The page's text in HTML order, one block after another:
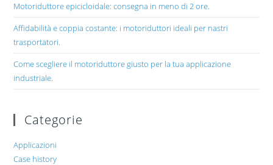
Motoriduttore epicicloidale: consegna in meno di 2 ore.
Affidabilità e coppia costante: i motoriduttori ideali per nastri
trasportatori.
Come scegliere il motoriduttore giusto per la tua applicazione
industriale.
Categorie
Applicazioni
Case history